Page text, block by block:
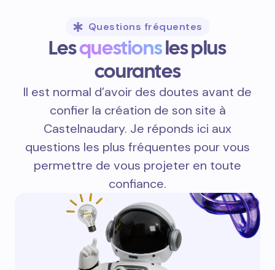
Questions fréquentes
Lesquestionsles plus
courantes
Il est normal d’avoir des doutes avant de
confier la création de son site à
Castelnaudary. Je réponds ici aux
questions les plus fréquentes pour vous
permettre de vous projeter en toute
confiance.